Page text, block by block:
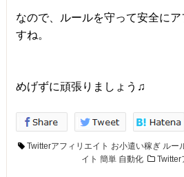
なので、ルールを守って安全に
すね。
めげずに頑張りましょう♫
Twitterアフィリエイト お小遣い稼ぎ ルー
イト 簡単 自動化 Twitter